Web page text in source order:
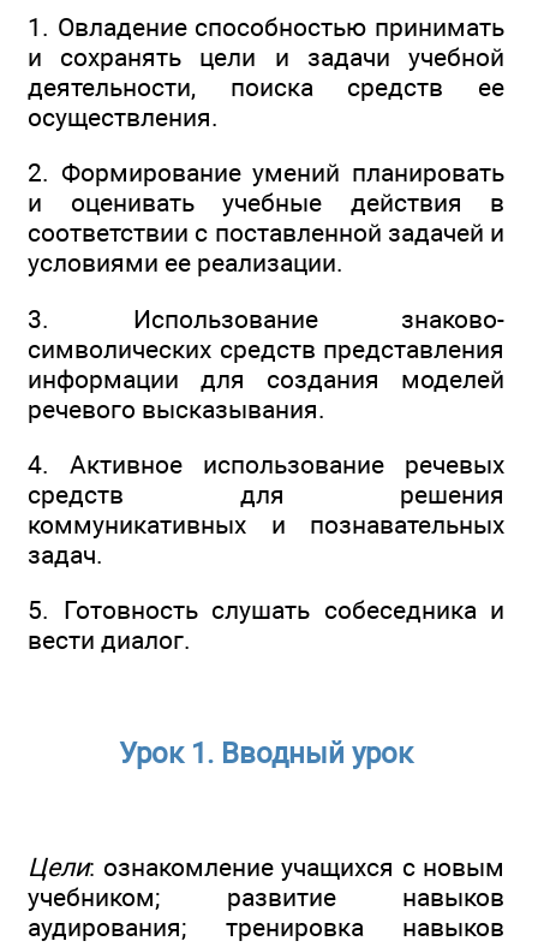
1. Овладение способностью принимать
и сохранять цели и задачи учебной
деятельности, поиска средств ее
осуществления.
2. Формирование умений планировать
и оценивать учебные действия в
соответствии с поставленной задачей и
условиями ее реализации.
3. Использование знаково-
символических средств представления
информации для создания моделей
речевого высказывания.
4. Активное использование речевых
средств для решения
коммуникативных и познавательных
задач.
5. Готовность слушать собеседника и
вести диалог.
Урок 1. Вводный урок
Цели: ознакомление учащихся с новым
учебником; развитие навыков
аудирования; тренировка навыков